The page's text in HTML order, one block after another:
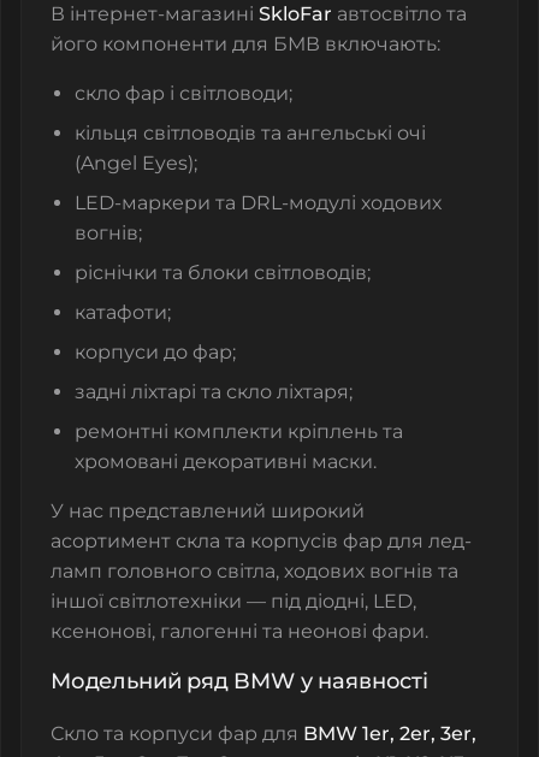
В інтернет-магазині SkloFar автосвітло та
його компоненти для БМВ включають:
скло фар і світловоди;
кільця світловодів та ангельські очі
(Angel Eyes);
LED-маркери та DRL-модулі ходових
вогнів;
ріснічки та блоки світловодів;
катафоти;
корпуси до фар;
задні ліхтарі та скло ліхтаря;
ремонтні комплекти кріплень та
хромовані декоративні маски.
У нас представлений широкий
асортимент скла та корпусів фар для лед-
ламп головного світла, ходових вогнів та
іншої світлотехніки — під діодні, LED,
ксенонові, галогенні та неонові фари.
Модельний ряд BMW у наявності
Скло та корпуси фар для BMW 1er, 2er, 3er,